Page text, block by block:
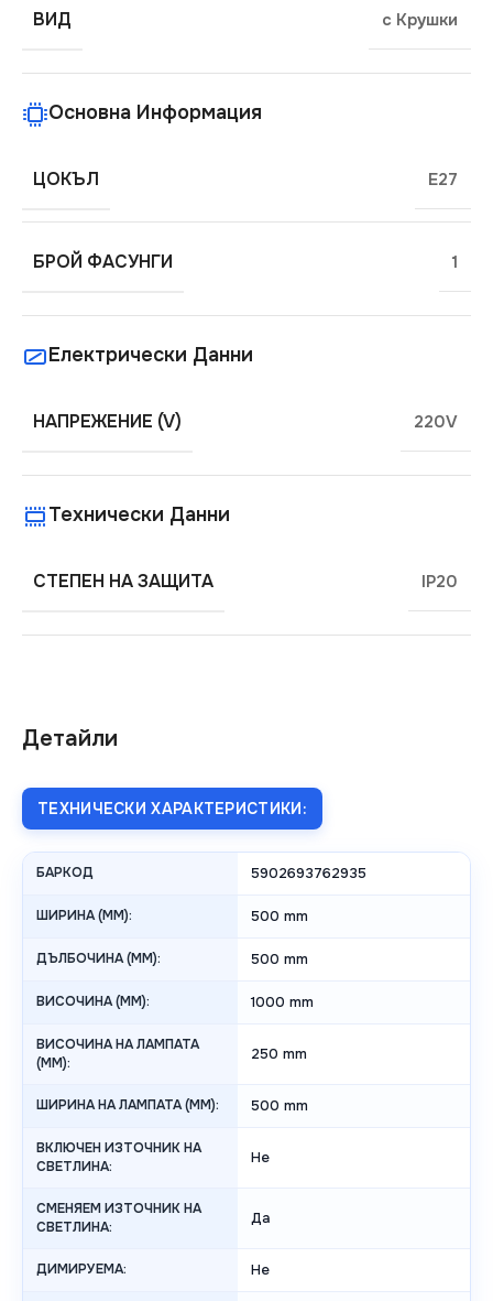
Детайли
ТЕХНИЧЕСКИ ХАРАКТЕРИСТИКИ:
БАРКОД 5902693762935
ШИРИНА (MM): 500 mm
ДЪЛБОЧИНА (MM): 500 mm
ВИСОЧИНА (MM): 1000 mm
ВИСОЧИНА НА ЛАМПАТА
(MM):
250 mm
ШИРИНА НА ЛАМПАТА (MM): 500 mm
ВКЛЮЧЕН ИЗТОЧНИК НА
СВЕТЛИНА:
Не
СМЕНЯЕМ ИЗТОЧНИК НА
СВЕТЛИНА:
Да
ДИМИРУЕМА: Не
ВИД с Крушки
Основна Информация
ЦОКЪЛ E27
БРОЙ ФАСУНГИ 1
Електрически Данни
НАПРЕЖЕНИЕ (V) 220V
Технически Данни
СТЕПЕН НА ЗАЩИТА IP20